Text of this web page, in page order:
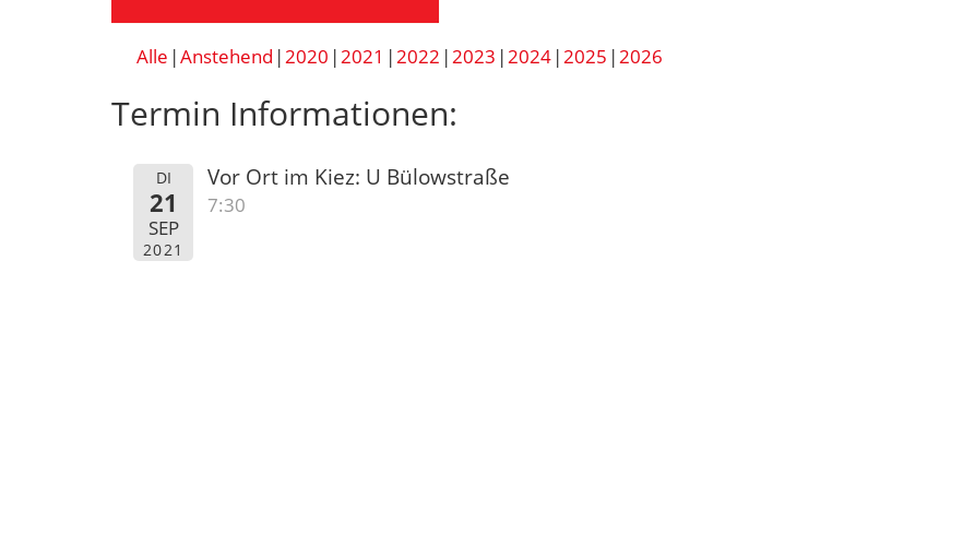
Alle Anstehend 2020 2021 2022 2023 2024 2025 2026
Termin Informationen:
DI
21
SEP
2021
Vor Ort im Kiez: U Bülowstraße
7:30